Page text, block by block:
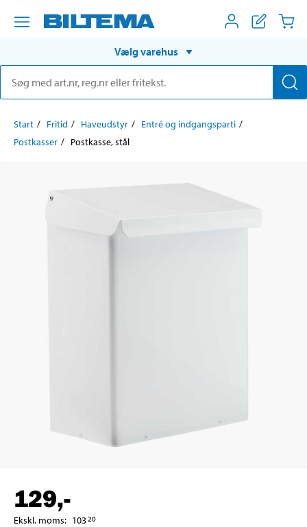
Vælg varehus
Start Fritid Haveudstyr
Entré og indgangsparti
Postkasser
Postkasse, stål
129,-
Ekskl. moms: 10320